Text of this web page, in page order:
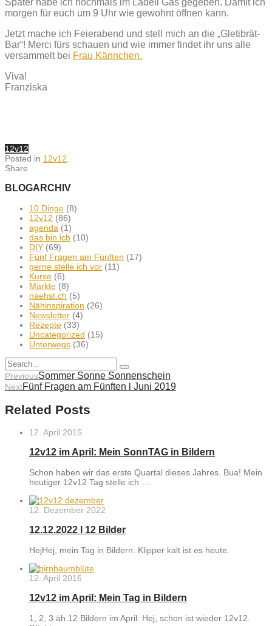
morgen für euch um 9 Uhr wie gewohnt öffnen kann.
Jetzt mache ich Feierabend und stell mich an die „Gletibrät-
Bar“! Merci fürs schauen und wie immer findet ihr uns alle
versammelt bei Frau Kännchen.
Viva!
Franziska
12v12
Posted in 12v12
Share
BLOGARCHIV
10 Dinge (8)
12v12 (86)
agenda (1)
das bin ich (10)
DIY (69)
Fünf Fragen am Fünften (17)
gerne stelle ich vor (11)
Kurse (6)
Märkte (8)
naehst.ch (5)
Nähinspiration (26)
Newsletter (4)
Rezepte (33)
Uncategorized (15)
Unterwegs (36)
PreviousSommer Sonne Sonnenschein
NextFünf Fragen am Fünften l Juni 2019
Related Posts
12. April 2015
12v12 im April: Mein SonnTAG in Bildern
Schon haben wir das erste Quartal dieses Jahres. Bua! Mein
heutiger 12v12 Tag stelle ich …
12. Dezember 2022
12.12.2022 l 12 Bilder
HejHej, mein Tag in Bildern. Klipper kalt ist es heute.
12. April 2016
12v12 im April: Mein Tag in Bildern
1, 2, 3 äh 12 Bildern im April: Hej, schon ist wieder 12v12.